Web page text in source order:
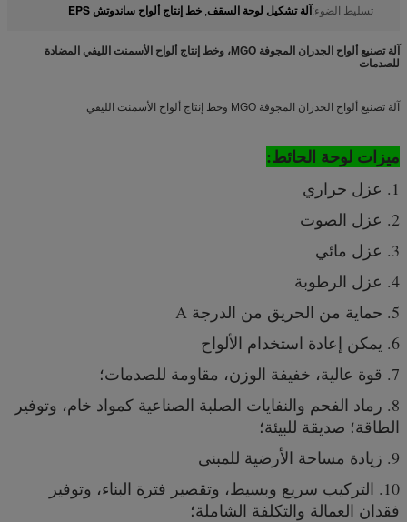
تسليط الضوء:آلة تشكيل لوحة السقف, خط إنتاج ألواح ساندوتش EPS
آلة تصنيع ألواح الجدران المجوفة MGO، وخط إنتاج ألواح الأسمنت الليفي المضادة
للصدمات
آلة تصنيع ألواح الجدران المجوفة MGO وخط إنتاج ألواح الأسمنت الليفي
ميزات لوحة الحائط:
1. عزل حراري
2. عزل الصوت
3. عزل مائي
4. عزل الرطوبة
5. حماية من الحريق من الدرجة A
6. يمكن إعادة استخدام الألواح
7. قوة عالية، خفيفة الوزن، مقاومة للصدمات؛
8. رماد الفحم والنفايات الصلبة الصناعية كمواد خام، وتوفير
الطاقة؛ صديقة للبيئة؛
9. زيادة مساحة الأرضية للمبنى
10. التركيب سريع وبسيط، وتقصير فترة البناء، وتوفير
فقدان العمالة والتكلفة الشاملة؛